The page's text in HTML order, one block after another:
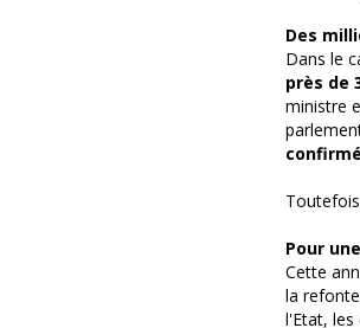
Des
Dans le
près de
ministre
Pour
Cette
la
l'Etat,